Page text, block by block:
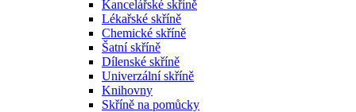
Kancelářské skříně
Lékařské skříně
Chemické skříně
Šatní skříně
Dílenské skříně
Univerzální skříně
Knihovny
Skříně na pomůcky